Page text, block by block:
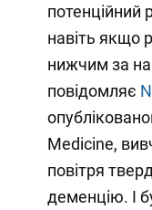
потенційний
навіть якщо
нижчим за
повідомляє
Medicine,
повітря
деменцію. І